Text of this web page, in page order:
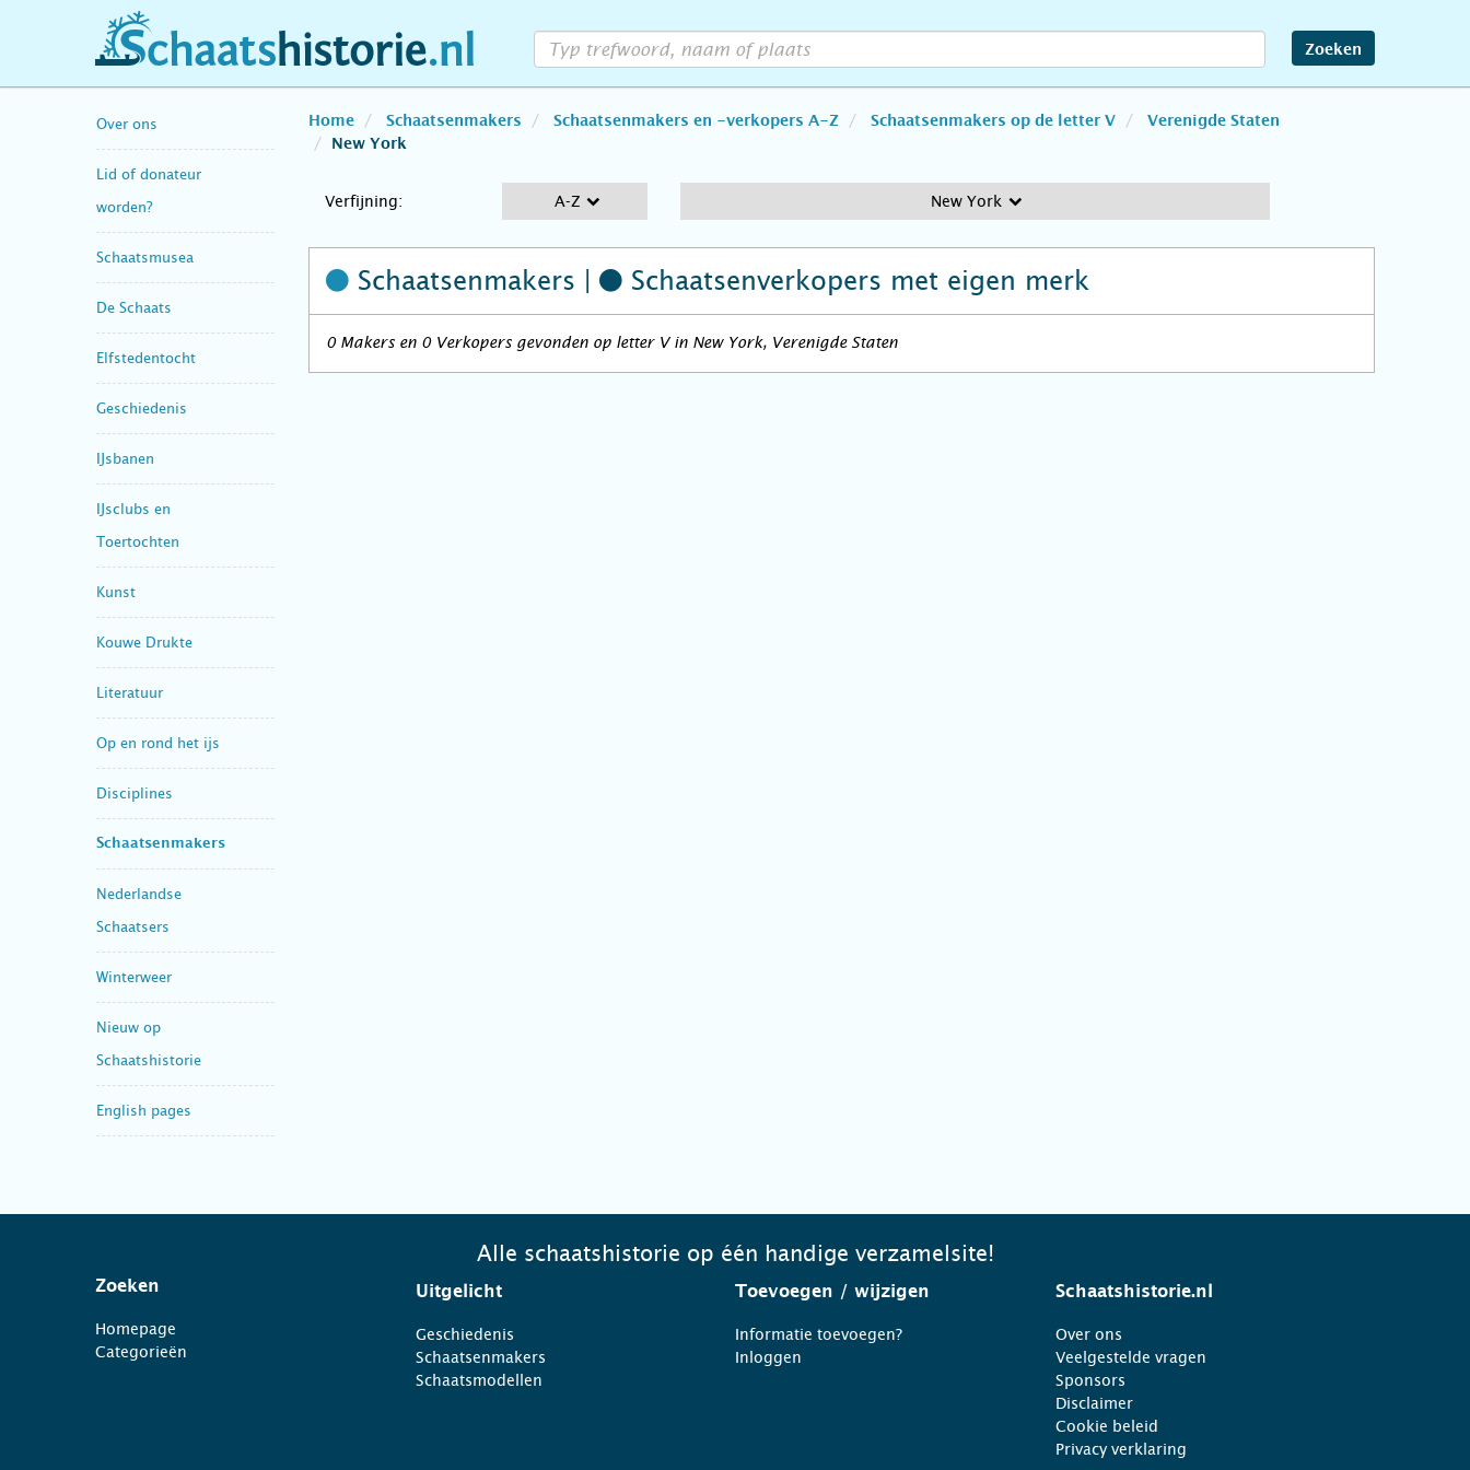
schaatshistorie.nl Zoeken
Over ons
Lid of donateur
worden?
Schaatsmusea
De Schaats
Elfstedentocht
Geschiedenis
IJsbanen
IJsclubs en
Toertochten
Kunst
Kouwe Drukte
Literatuur
Op en rond het ijs
Disciplines
Schaatsenmakers
Nederlandse
Schaatsers
Winterweer
Nieuw op
Schaatshistorie
English pages
Home Schaatsenmakers Schaatsenmakers en -verkopers A-Z Schaatsenmakers op de letter V
Verenigde Staten
New York
Verfijning: A-Z New York
Schaatsenmakers | Schaatsenverkopers met eigen merk
0 Makers en 0 Verkopers gevonden op letter V in New York, Verenigde Staten
Alle schaatshistorie op één handige verzamelsite!
Zoeken
Homepage
Categorieën
Uitgelicht
Geschiedenis
Schaatsenmakers
Schaatsmodellen
Toevoegen / wijzigen
Informatie toevoegen?
Inloggen
Schaatshistorie.nl
Over ons
Veelgestelde vragen
Sponsors
Disclaimer
Cookie beleid
Privacy verklaring